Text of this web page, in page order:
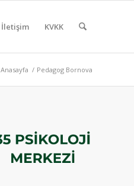
İletişim KVKK
Anasayfa / Pedagog Bornova